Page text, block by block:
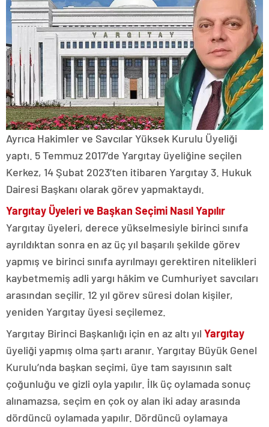
Ayrıca Hakimler ve Savcılar Yüksek Kurulu Üyeliği
yaptı. 5 Temmuz 2017’de Yargıtay üyeliğine seçilen
Kerkez, 14 Şubat 2023’ten itibaren Yargıtay 3. Hukuk
Dairesi Başkanı olarak görev yapmaktaydı.
Yargıtay Üyeleri ve Başkan Seçimi Nasıl Yapılır
Yargıtay üyeleri, derece yükselmesiyle birinci sınıfa
ayrıldıktan sonra en az üç yıl başarılı şekilde görev
yapmış ve birinci sınıfa ayrılmayı gerektiren nitelikleri
kaybetmemiş adli yargı hâkim ve Cumhuriyet savcıları
arasından seçilir. 12 yıl görev süresi dolan kişiler,
yeniden Yargıtay üyesi seçilemez.
Yargıtay Birinci Başkanlığı için en az altı yıl Yargıtay
üyeliği yapmış olma şartı aranır. Yargıtay Büyük Genel
Kurulu’nda başkan seçimi, üye tam sayısının salt
çoğunluğu ve gizli oyla yapılır. İlk üç oylamada sonuç
alınamazsa, seçim en çok oy alan iki aday arasında
dördüncü oylamada yapılır. Dördüncü oylamaya